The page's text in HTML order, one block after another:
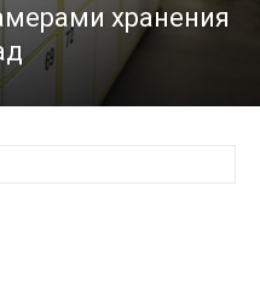
хранения